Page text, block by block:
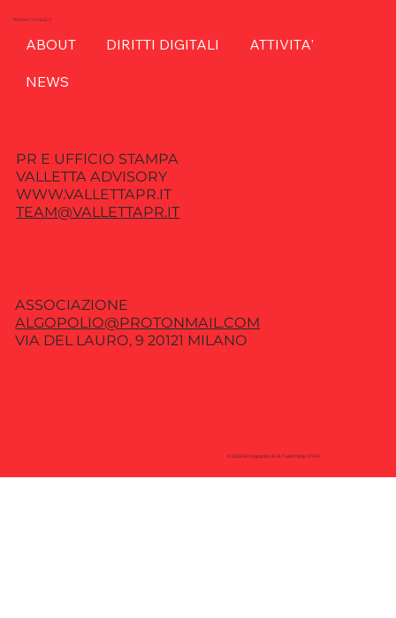
ASSOCIAZIONE
ALGOPOLIO@PROTONMAIL.COM
VIA DEL LAURO, 9 20121 MILANO
PR E UFFICIO STAMPA
VALLETTA ADVISORY
WWW.VALLETTAPR.IT
TEAM@VALLETTAPR.IT
PRIVACY POLICY
ABOUT DIRITTI DIGITALI ATTIVITA'
NEWS
© 2035 BY Algopolio. BUILT with Ninja STUFF